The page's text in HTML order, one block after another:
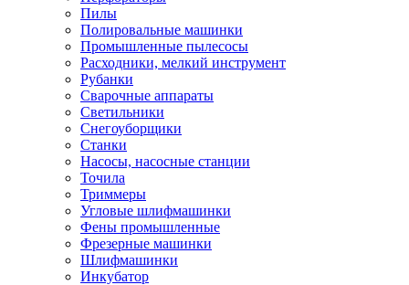
Пилы
Полировальные машинки
Промышленные пылесосы
Расходники, мелкий инструмент
Рубанки
Сварочные аппараты
Светильники
Снегоуборщики
Станки
Насосы, насосные станции
Точила
Триммеры
Угловые шлифмашинки
Фены промышленные
Фрезерные машинки
Шлифмашинки
Инкубатор